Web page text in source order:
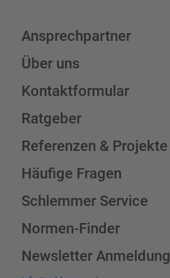
Ansprechpartner
Über uns
Kontaktformular
Ratgeber
Referenzen & Projekte
Häufige Fragen
Schlemmer Service
Normen-Finder
Newsletter Anmeldung